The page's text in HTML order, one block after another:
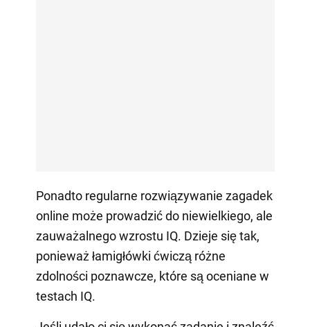
Ponadto regularne rozwiązywanie zagadek
online może prowadzić do niewielkiego, ale
zauważalnego wzrostu IQ. Dzieje się tak,
ponieważ łamigłówki ćwiczą różne
zdolności poznawcze, które są oceniane w
testach IQ.